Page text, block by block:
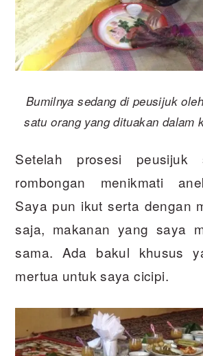
Bumilnya sedang di peusijuk
satu orang yang dituakan dalam
Setelah prosesi peusijuk
rombongan menikmati
Saya pun ikut serta dengan
saja, makanan yang saya
sama. Ada bakul khusus
mertua untuk saya cicipi.